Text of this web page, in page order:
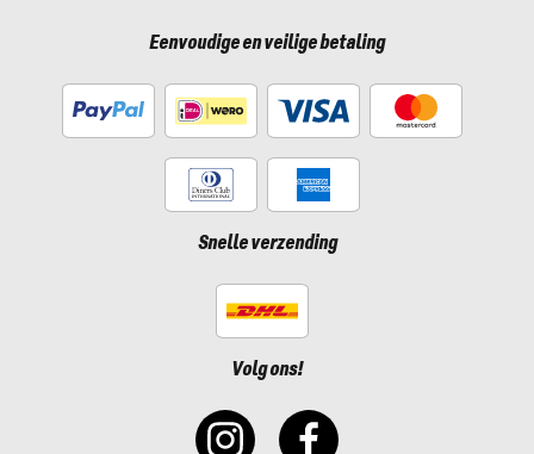
Eenvoudige en veilige betaling
Snelle verzending
Volg ons!